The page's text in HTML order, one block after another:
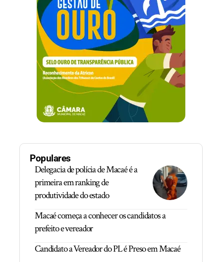
Populares
Delegacia de polícia de Macaé é a
primeira em ranking de
produtividade do estado
Macaé começa a conhecer os candidatos a
prefeito e vereador
Candidato a Vereador do PL é Preso em Macaé